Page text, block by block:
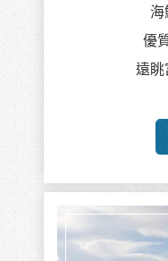
優
遠